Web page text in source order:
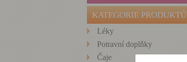
KATEGORIE PRODUKTŮ
Léky
Potravní doplňky
Čaje